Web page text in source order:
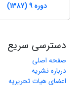
دوره 9 (1387)
دسترسی سریع
صفحه اصلی
درباره نشریه
اعضای هیات تحریریه